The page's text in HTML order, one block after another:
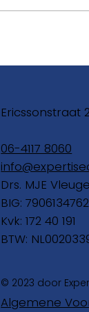
Ericssonstraat
06-4117 8060
Drs. MJE
BIG:
Kvk: 172 40 191
BTW:
© 2023 door
Algemene